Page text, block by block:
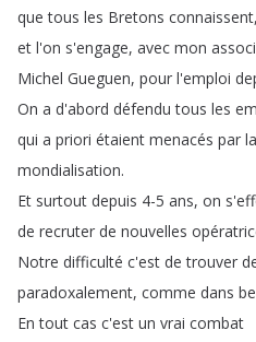
que tous les Bretons connaissent,
et l'on s'engage, avec mon
Michel Gueguen, pour l'emploi
On a d'abord défendu tous les
qui a priori étaient menacés par la
mondialisation.
Et surtout depuis 4-5 ans, on
de recruter de nouvelles
Notre difficulté c'est de trouver
paradoxalement, comme dans
En tout cas c'est un vrai combat